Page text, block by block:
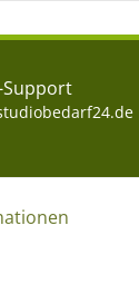
Support